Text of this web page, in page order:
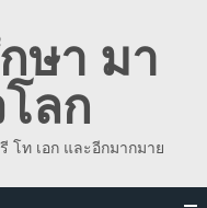
ษา มา
ลก
ท เอก และอีกมากมาย